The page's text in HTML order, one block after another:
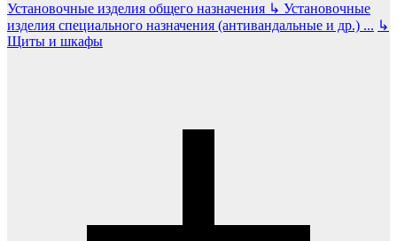
Установочные изделия общего назначения ↳ Установочные
изделия специального назначения (антивандальные и др.) ... ↳
Щиты и шкафы